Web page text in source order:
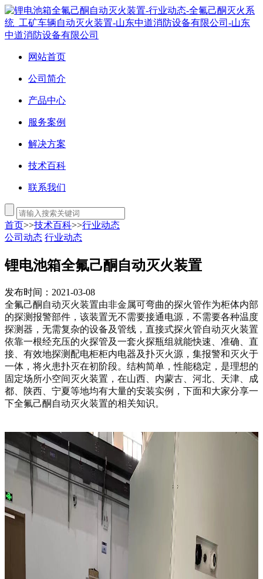
网站首页
公司简介
产品中心
服务案例
解决方案
技术百科
联系我们
首页>>技术百科>>行业动态
公司动态 行业动态
锂电池箱全氟己酮自动灭火装置
发布时间：2021-03-08
全氟己酮自动灭火装置由非金属可弯曲的探火管作为柜体内部
的探测报警部件，该装置无不需要接通电源，不需要各种温度
探测器，无需复杂的设备及管线，直接式探火管自动灭火装置
依靠一根经充压的火探管及一套火探瓶组就能快速、准确、直
接、有效地探测配电柜柜内电器及扑灭火源，集报警和灭火于
一体，将火患扑灭在初阶段。结构简单，性能稳定，是理想的
固定场所小空间灭火装置，在山西、内蒙古、河北、天津、成
都、陕西、宁夏等地均有大量的安装实例，下面和大家分享一
下全氟己酮自动灭火装置的相关知识。